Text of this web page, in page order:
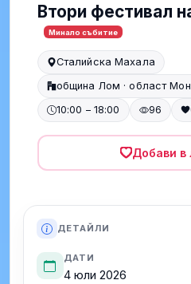
Втори фестивал
Минало събитие
Сталийска Махала
община Лом · област
10:00 – 18:00
96
Добави
ДЕТАЙЛИ
ДАТИ
4 юли 2026